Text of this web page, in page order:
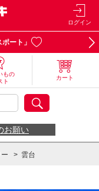
ログイン
ート」
もの
ト
カート
お願い
> 雲台